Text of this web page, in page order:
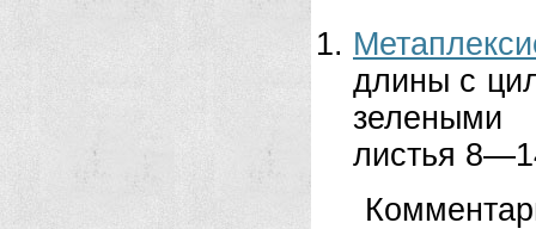
длины с
листья